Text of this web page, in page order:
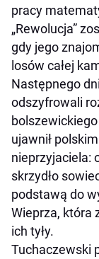
pracy
„Rewolucja”
gdy jego
losów całej
Następnego
odszyfrowali
ujawnił
nieprzyjaciela:
skrzydło
podstawą do
Wieprza, która
ich tyły.
Tuchaczewski